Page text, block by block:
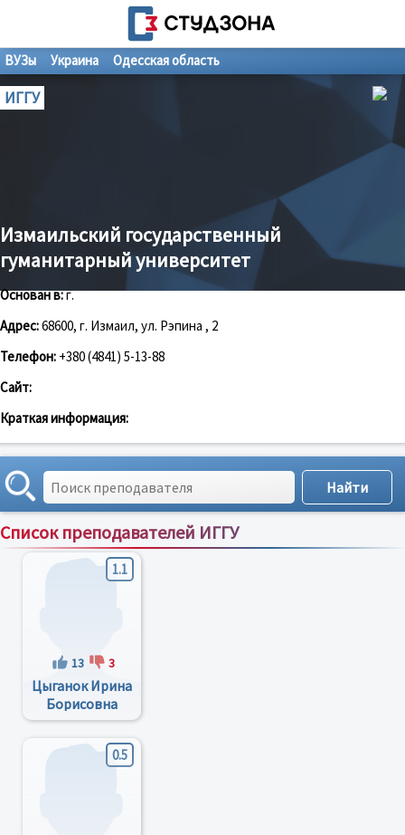
ВУЗы Украина Одесская область
ИГГУ
Измаильский государственный
гуманитарный университет
Основан в:г.
Адрес:68600, г. Измаил, ул. Рэпина , 2
Телефон: +380 (4841) 5-13-88
Сайт:
Краткая информация:
Список преподавателей ИГГУ
Сортировка по:имени;рейтингу;отзывам
1.1
13 3
Цыганок Ирина
Борисовна
0.5